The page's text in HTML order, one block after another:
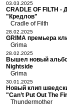
03.03.2025
CRADLE OF FILTH -
"Кредлов"
Cradle of Filth
28.02.2025
GRIMA премьера
Grima
28.02.2025
Вышел новый
Nightside
Grima
30.01.2025
Новый клип
"Can’t Put Out The
Thundermother